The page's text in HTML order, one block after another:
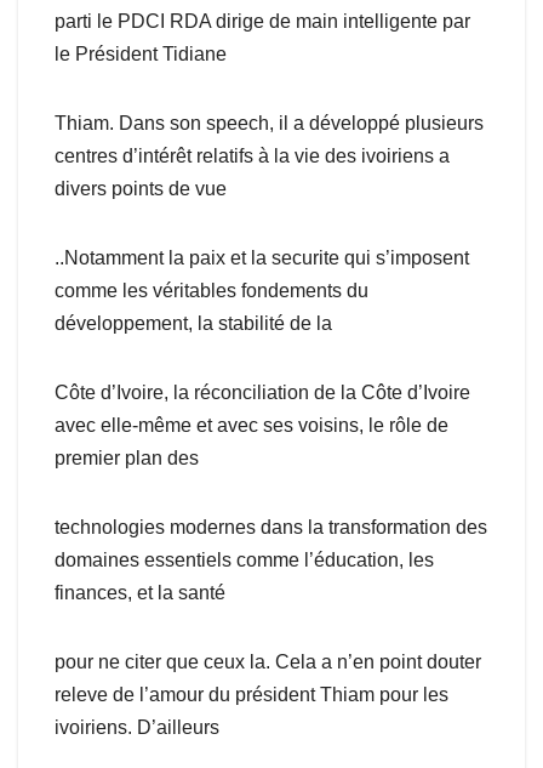
parti le PDCI RDA dirige de main intelligente par
le Président Tidiane
Thiam. Dans son speech, il a développé plusieurs
centres d’intérêt relatifs à la vie des ivoiriens a
divers points de vue
..Notamment la paix et la securite qui s’imposent
comme les véritables fondements du
développement, la stabilité de la
Côte d’Ivoire, la réconciliation de la Côte d’Ivoire
avec elle-même et avec ses voisins, le rôle de
premier plan des
technologies modernes dans la transformation des
domaines essentiels comme l’éducation, les
finances, et la santé
pour ne citer que ceux la. Cela a n’en point douter
releve de l’amour du président Thiam pour les
ivoiriens. D’ailleurs